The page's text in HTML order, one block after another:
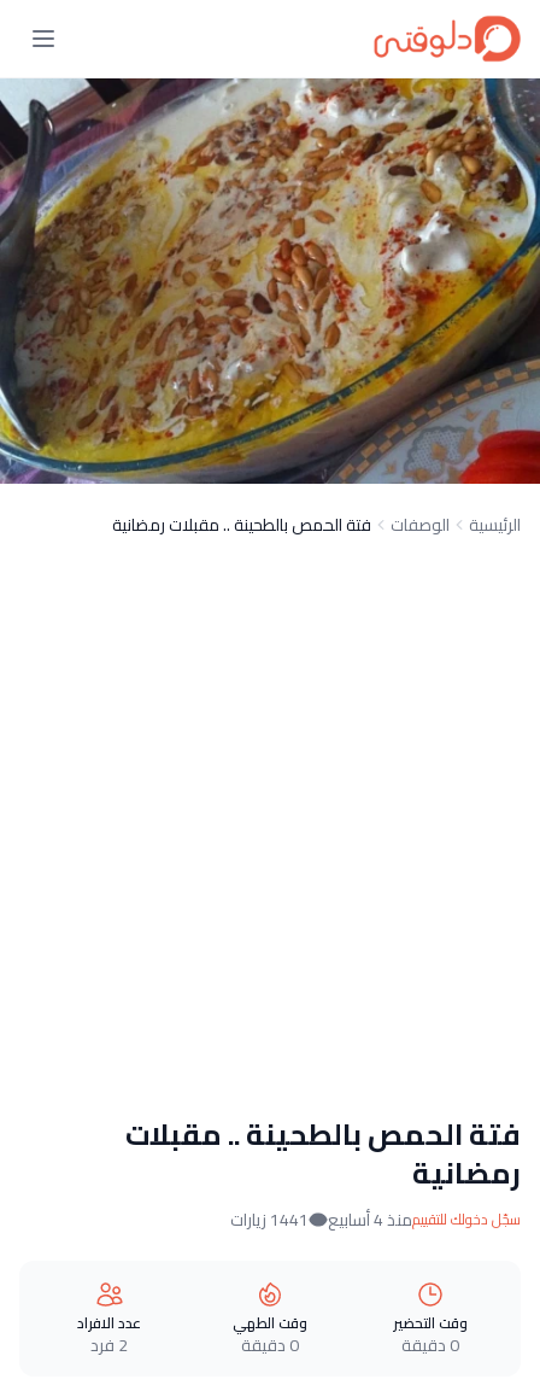
الرئيسية الوصفات فتة الحمص بالطحينة .. مقبلات رمضانية
فتة الحمص بالطحينة .. مقبلات
رمضانية
سجّل دخولك للتقييممنذ 4 أسابيع 1441 زيارات
وقت التحضير
0 دقيقة
وقت الطهي
0 دقيقة
عدد الافراد
2 فرد